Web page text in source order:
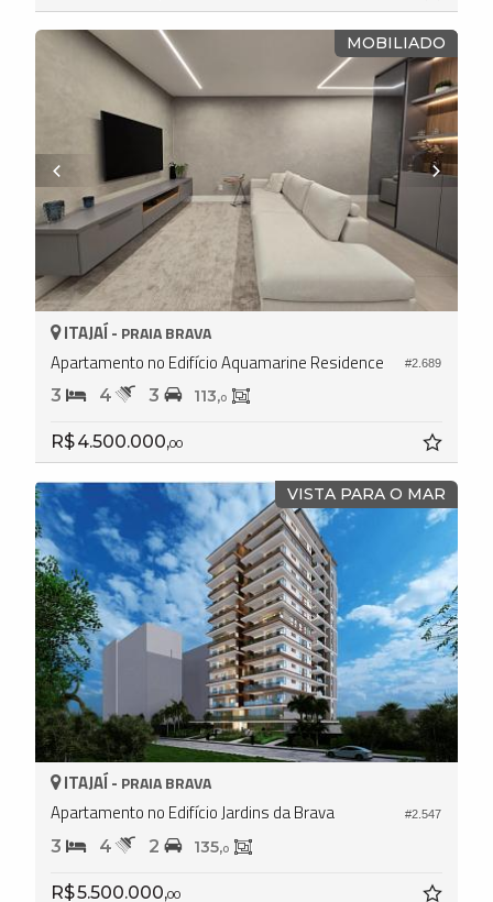
MOBILIADO
#2.689
ITAJAÍ - PRAIA BRAVA
Apartamento no Edifício Aquamarine Residence
3 4 3 113,0
R$ 4.500.000,00
VISTA PARA O MAR
#2.547
ITAJAÍ - PRAIA BRAVA
Apartamento no Edifício Jardins da Brava
3 4 2 135,0
R$ 5.500.000,00